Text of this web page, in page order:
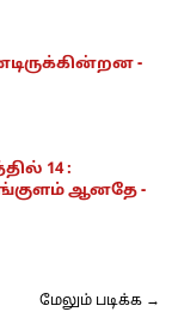
-
14 :
ஆனதே -
மேலும் படிக்க →